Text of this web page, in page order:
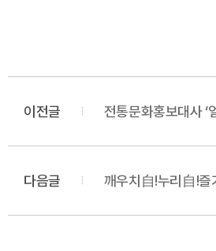
이전글 전통문화홍보대사 ‘
다음글 깨우치自!누리自!즐